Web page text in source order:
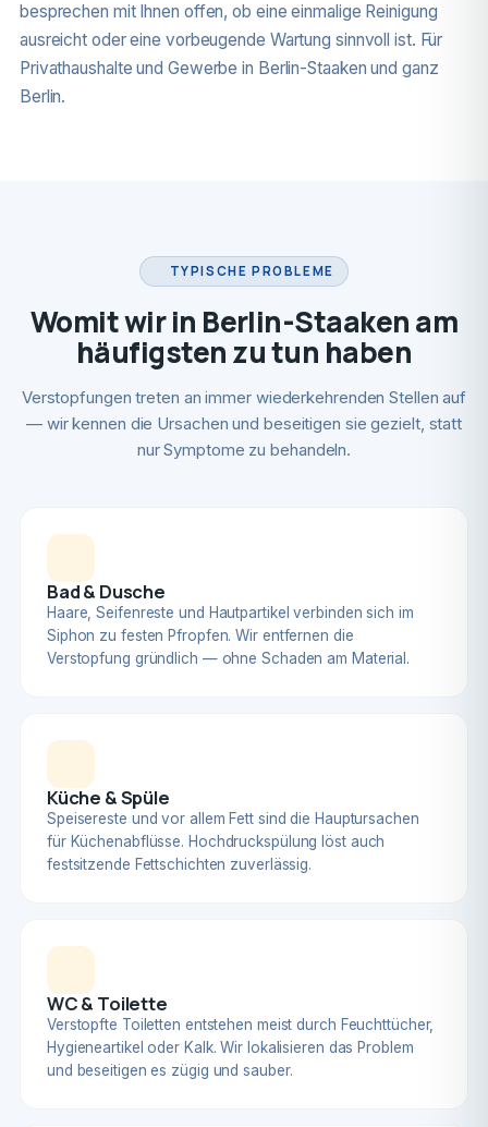
besprechen mit Ihnen offen, ob eine einmalige Reinigung
ausreicht oder eine vorbeugende Wartung sinnvoll ist. Für
Privathaushalte und Gewerbe in Berlin-Staaken und ganz
Berlin.
TYPISCHE PROBLEME
Womit wir in Berlin-Staaken am
häufigsten zu tun haben
Verstopfungen treten an immer wiederkehrenden Stellen auf
— wir kennen die Ursachen und beseitigen sie gezielt, statt
nur Symptome zu behandeln.
Bad & Dusche
Haare, Seifenreste und Hautpartikel verbinden sich im
Siphon zu festen Pfropfen. Wir entfernen die
Verstopfung gründlich — ohne Schaden am Material.
Küche & Spüle
Speisereste und vor allem Fett sind die Hauptursachen
für Küchenabflüsse. Hochdruckspülung löst auch
festsitzende Fettschichten zuverlässig.
WC & Toilette
Verstopfte Toiletten entstehen meist durch Feuchttücher,
Hygieneartikel oder Kalk. Wir lokalisieren das Problem
und beseitigen es zügig und sauber.